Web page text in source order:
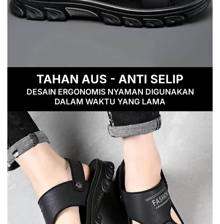
TAHAN AUS - ANTI SELIP
DESAIN ERGONOMIS NYAMAN DIGUNAKAN
DALAM WAKTU YANG LAMA